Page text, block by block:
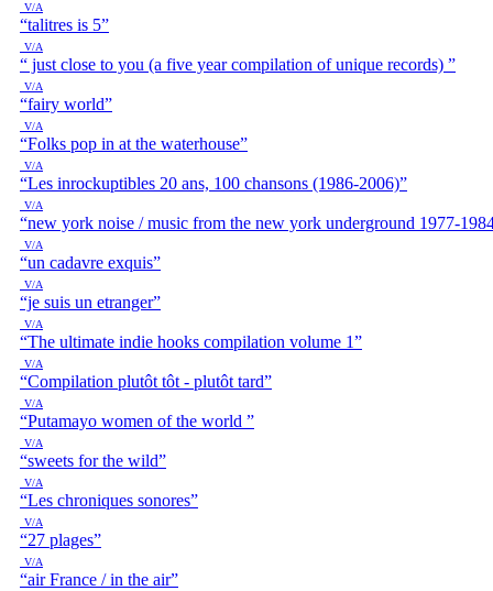
V/A
“talitres is 5”
V/A
“ just close to you (a five year compilation of unique records) ”
V/A
“fairy world”
V/A
“Folks pop in at the waterhouse”
V/A
“Les inrockuptibles 20 ans, 100 chansons (1986-2006)”
V/A
“new york noise / music from the new york underground 1977-
V/A
“un cadavre exquis”
V/A
“je suis un etranger”
V/A
“The ultimate indie hooks compilation volume 1”
V/A
“Compilation plutôt tôt - plutôt tard”
V/A
“Putamayo women of the world ”
V/A
“sweets for the wild”
V/A
“Les chroniques sonores”
V/A
“27 plages”
V/A
“air France / in the air”